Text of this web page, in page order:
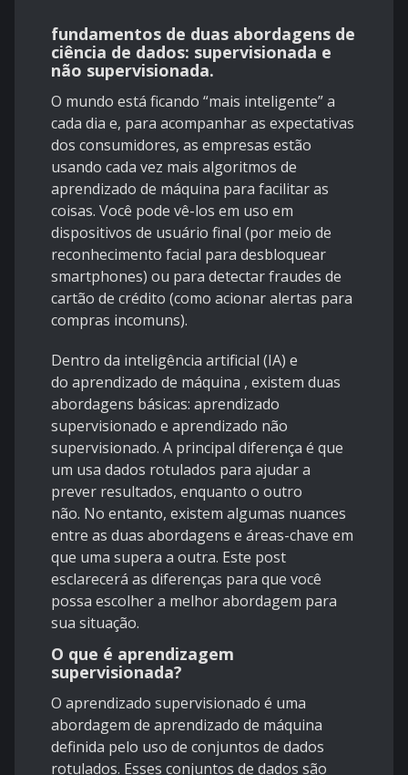
fundamentos de duas abordagens de
ciência de dados: supervisionada e
não supervisionada.
O mundo está ficando “mais inteligente” a
cada dia e, para acompanhar as expectativas
dos consumidores, as empresas estão
usando cada vez mais algoritmos de
aprendizado de máquina para facilitar as
coisas. Você pode vê-los em uso em
dispositivos de usuário final (por meio de
reconhecimento facial para desbloquear
smartphones) ou para detectar fraudes de
cartão de crédito (como acionar alertas para
compras incomuns).
Dentro da inteligência artificial (IA) e
do aprendizado de máquina , existem duas
abordagens básicas: aprendizado
supervisionado e aprendizado não
supervisionado. A principal diferença é que
um usa dados rotulados para ajudar a
prever resultados, enquanto o outro
não. No entanto, existem algumas nuances
entre as duas abordagens e áreas-chave em
que uma supera a outra. Este post
esclarecerá as diferenças para que você
possa escolher a melhor abordagem para
sua situação.
O que é aprendizagem
supervisionada?
O aprendizado supervisionado é uma
abordagem de aprendizado de máquina
definida pelo uso de conjuntos de dados
rotulados. Esses conjuntos de dados são